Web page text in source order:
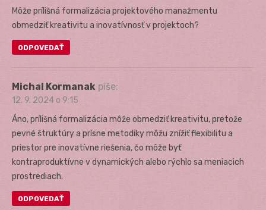
Môže prílišná formalizácia projektového manažmentu
obmedziť kreativitu a inovatívnosť v projektoch?
ODPOVEDAŤ
Michal Kormanak píše:
12. 9. 2024 o 9:15
Áno, prílišná formalizácia môže obmedziť kreativitu, pretože
pevné štruktúry a prísne metodiky môžu znížiť flexibilitu a
priestor pre inovatívne riešenia, čo môže byť
kontraproduktívne v dynamických alebo rýchlo sa meniacich
prostrediach.
ODPOVEDAŤ